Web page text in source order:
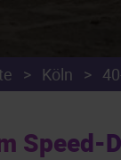
> Köln >
Speed-